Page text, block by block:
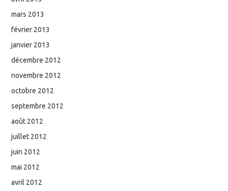
mars 2013
février 2013
janvier 2013
décembre 2012
novembre 2012
octobre 2012
septembre 2012
août 2012
juillet 2012
juin 2012
mai 2012
avril 2012